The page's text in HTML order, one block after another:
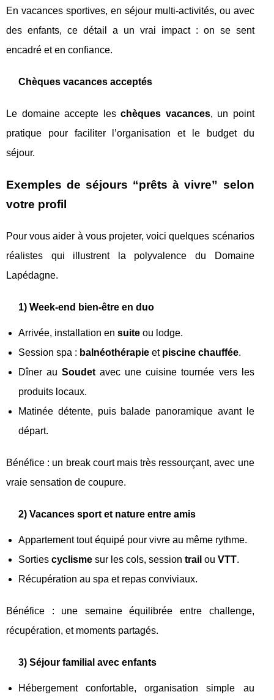
En vacances sportives, en séjour multi-activités, ou avec
des enfants, ce détail a un vrai impact : on se sent
encadré et en confiance.
Chèques vacances acceptés
Le domaine accepte leschèques vacances, un point
pratique pour faciliter l’organisation et le budget du
séjour.
Exemples de séjours “prêts à vivre” selon
votre profil
Pour vous aider à vous projeter, voici quelques scénarios
réalistes qui illustrent la polyvalence du Domaine
Lapédagne.
1) Week-end bien-être en duo
Arrivée, installation en suite ou lodge.
Session spa : balnéothérapie et piscine chauffée.
Dîner auSoudet avec une cuisine tournée vers les
produits locaux.
Matinée détente, puis balade panoramique avant le
départ.
Bénéfice : un break court mais très ressourçant, avec une
vraie sensation de coupure.
2) Vacances sport et nature entre amis
Appartement tout équipé pour vivre au même rythme.
Sorties cyclisme sur les cols, session trail ou VTT.
Récupération au spa et repas conviviaux.
Bénéfice : une semaine équilibrée entre challenge,
récupération, et moments partagés.
3) Séjour familial avec enfants
Hébergement confortable, organisation simple au